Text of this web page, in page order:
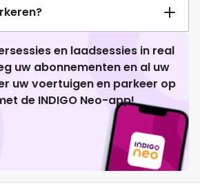
en laadsessies in real
uw abonnementen en al uw
uw voertuigen en parkeer op
de INDIGO Neo-app!